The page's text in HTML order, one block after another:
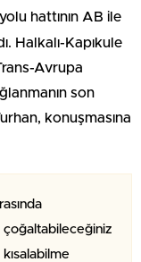
hattının AB ile
Halkalı-Kapıkule
Avrupa
son
konuşmasına
çoğaltabileceğiniz